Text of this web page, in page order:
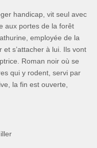
handicap, vit seul avec
aux portes de la forêt
employée de la
et s’attacher à lui. Ils vont
Roman noir où se
qui y rodent, servi par
la fin est ouverte,